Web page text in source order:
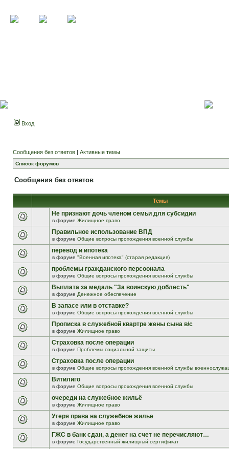
Вход
Сообщения без ответов | Активные темы
Список форумов
Сообщения без ответов
Темы
Не признают дочь членом семьи для субсидии
в форуме Жилищное право
Правильное использование ВПД
в форуме Общие вопросы прохождения военной службы
перевод и ипотека
в форуме "Военная ипотека" (старая редакция)
проблемы гражданского персоонала
в форуме Общие вопросы прохождения военной службы
Выплата за медаль "За воинскую доблесть"
в форуме Денежное обеспечение
В запасе или в отставке?
в форуме Общие вопросы прохождения военной службы
Прописка в служебной квартре жены сына в/с
в форуме Жилищное право
Страховка после операции
в форуме Проблемы социальной защиты
Страховка после операции
в форуме Общие вопросы прохождения военной службы
Витилиго
в форуме Общие вопросы прохождения военной службы
очереди на служебное жильё
в форуме Жилищное право
Утеря права на служебное жилье
в форуме Жилищное право
ГЖС в банк сдан, а денег на счет не перечисляют…
в форуме Государственный жилищный сертификат